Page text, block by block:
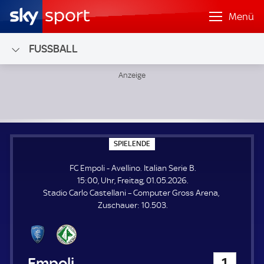
Menü
FUSSBALL
SPIELENDE
P
E
L
E
N
D
E
FC Empoli - Avellino. Italian Serie B.
15:00, Uhr, Freitag, 01.05.2026.
Stadio Carlo Castellani – Computer Gross Arena
Zuschauer: Z
10.503.